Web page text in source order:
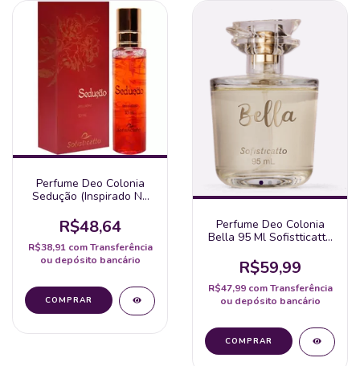
Perfume Deo Colonia
Sedução (Inspirado No
- Sofisticatto
R$48,64
R$38,91 com Transferência
ou depósito bancário
Perfume Deo Colonia
Bella 95 Ml Sofistticatto
Belle
R$59,99
R$47,99 com Transferência
ou depósito bancário